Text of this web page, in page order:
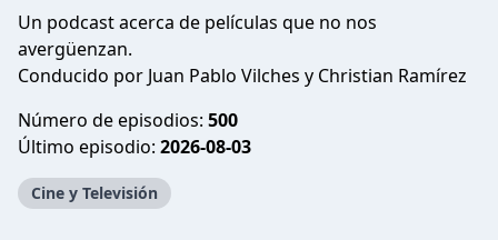
Un podcast acerca de películas que no nos
avergüenzan.
Conducido por Juan Pablo Vilches y Christian Ramírez
Número de episodios: 500
Último episodio: 2026-08-03
Cine y Televisión